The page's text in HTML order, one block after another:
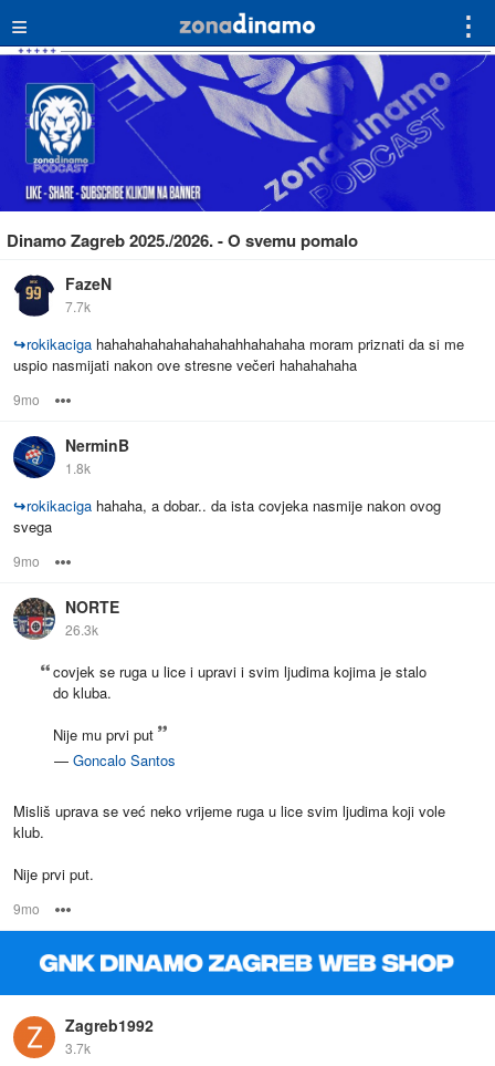
≡ ⋮
Dinamo Zagreb 2025./2026. - O svemu pomalo
FazeN
7.7k
↪rokikaciga hahahahahahahahahahhahahaha moram priznati da si me
uspio nasmijati nakon ove stresne večeri hahahahaha
9mo
NerminB
1.8k
↪rokikaciga hahaha, a dobar.. da ista covjeka nasmije nakon ovog
svega
9mo
NORTE
26.3k
covjek se ruga u lice i upravi i svim ljudima kojima je stalo
do kluba.
Nije mu prvi put
— Goncalo Santos
Misliš uprava se već neko vrijeme ruga u lice svim ljudima koji vole
klub.
Nije prvi put.
9mo
Zagreb1992
3.7k